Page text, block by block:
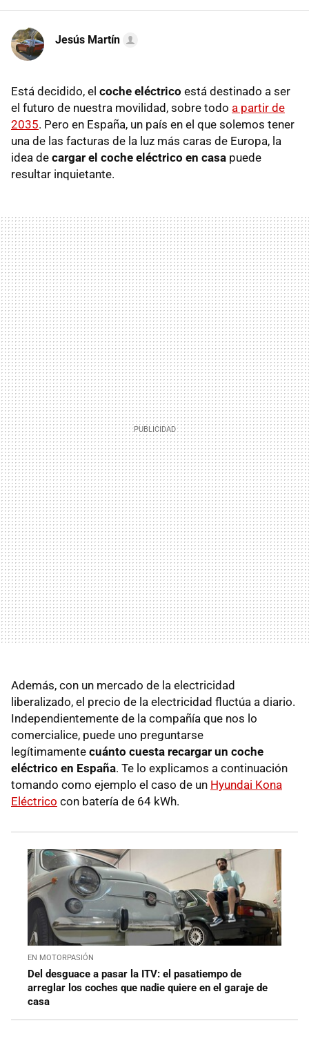
Jesús Martín
Está decidido, el coche eléctrico está destinado a ser
el futuro de nuestra movilidad, sobre todo a partir de
2035. Pero en España, un país en el que solemos tener
una de las facturas de la luz más caras de Europa, la
idea de cargar el coche eléctrico en casa puede
resultar inquietante.
Además, con un mercado de la electricidad
liberalizado, el precio de la electricidad fluctúa a diario.
Independientemente de la compañía que nos lo
comercialice, puede uno preguntarse
legítimamente cuánto cuesta recargar un coche
eléctrico en España. Te lo explicamos a continuación
tomando como ejemplo el caso de un Hyundai Kona
Eléctrico con batería de 64 kWh.
EN MOTORPASIÓN
Del desguace a pasar la ITV: el pasatiempo de
arreglar los coches que nadie quiere en el garaje de
casa